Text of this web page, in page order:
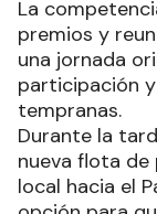
La
premios y
una jornada
participación
tempranas.
Durante la
nueva flota
local hacia el